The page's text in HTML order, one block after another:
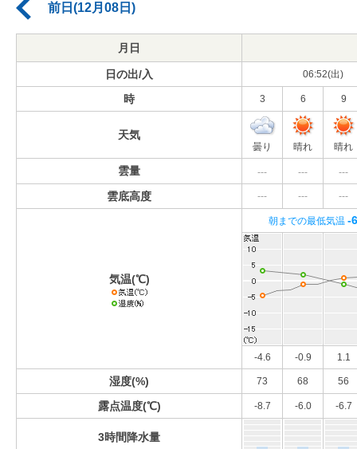
前日(12月08日)
月日
日の出/入 06:52(出)
時 3 6 9
天気
曇り 晴れ 晴れ
雲量 --- --- ---
雲底高度 --- --- ---
気温(℃)
朝までの最低気温 -
-4.6 -0.9 1.1
湿度(%) 73 68 56
露点温度(℃) -8.7 -6.0 -6.7
3時間降水量